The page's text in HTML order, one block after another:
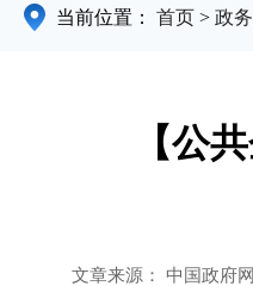
当前位置： 首页 > 政
【公
文章来源： 中国政府网